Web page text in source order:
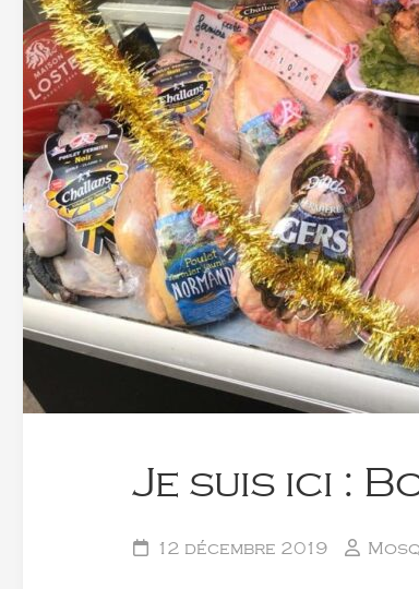
Je suis ici :
12 décembre 2019